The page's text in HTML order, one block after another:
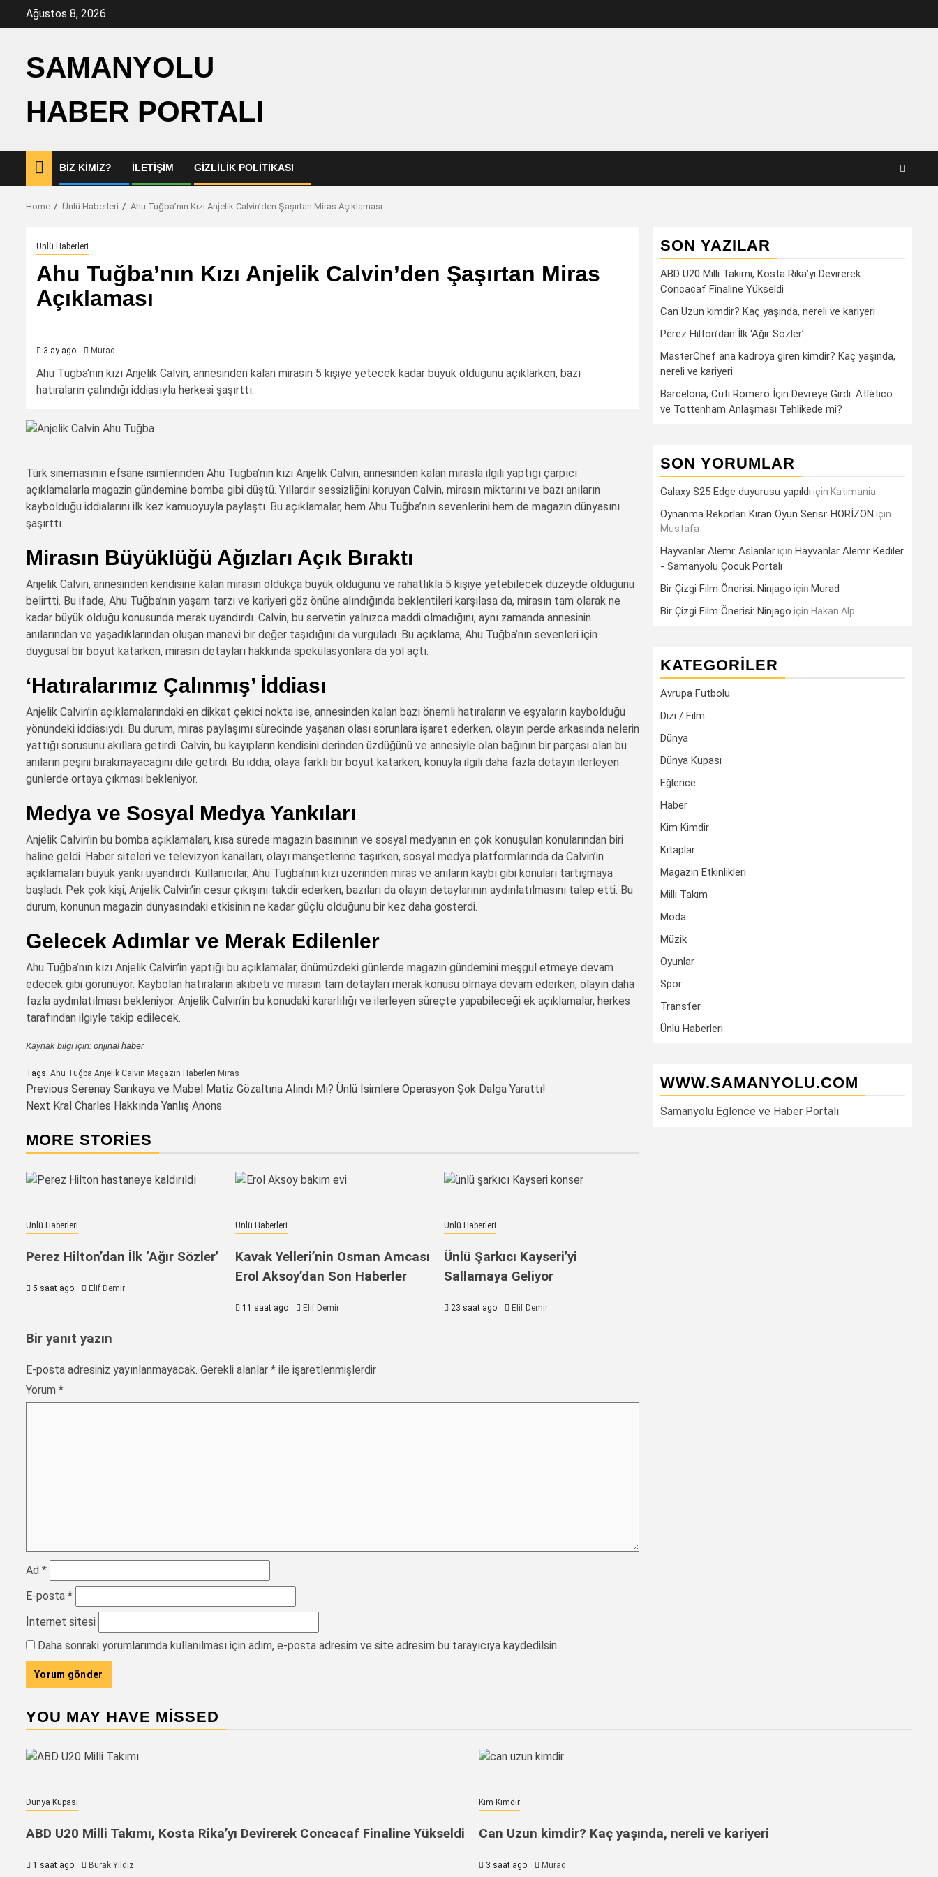
Ağustos 8, 2026
SAMANYOLU
HABER PORTALI
BIZ KIMIZ? İLETIŞIM GIZLILIK POLITIKASI
Home Ünlü Haberleri Ahu Tuğba’nın Kızı Anjelik Calvin’den Şaşırtan Miras Açıklaması
Ünlü Haberleri
Ahu Tuğba’nın Kızı Anjelik Calvin’den Şaşırtan Miras
Açıklaması
3 ay ago Murad
Ahu Tuğba'nın kızı Anjelik Calvin, annesinden kalan mirasın 5 kişiye yetecek kadar büyük olduğunu açıklarken, bazı
hatıraların çalındığı iddiasıyla herkesi şaşırttı.
Türk sinemasının efsane isimlerinden Ahu Tuğba’nın kızı Anjelik Calvin, annesinden kalan mirasla ilgili yaptığı çarpıcı
açıklamalarla magazin gündemine bomba gibi düştü. Yıllardır sessizliğini koruyan Calvin, mirasın miktarını ve bazı anıların
kaybolduğu iddialarını ilk kez kamuoyuyla paylaştı. Bu açıklamalar, hem Ahu Tuğba’nın sevenlerini hem de magazin dünyasını
şaşırttı.
Mirasın Büyüklüğü Ağızları Açık Bıraktı
Anjelik Calvin, annesinden kendisine kalan mirasın oldukça büyük olduğunu ve rahatlıkla 5 kişiye yetebilecek düzeyde olduğunu
belirtti. Bu ifade, Ahu Tuğba’nın yaşam tarzı ve kariyeri göz önüne alındığında beklentileri karşılasa da, mirasın tam olarak ne
kadar büyük olduğu konusunda merak uyandırdı. Calvin, bu servetin yalnızca maddi olmadığını, aynı zamanda annesinin
anılarından ve yaşadıklarından oluşan manevi bir değer taşıdığını da vurguladı. Bu açıklama, Ahu Tuğba’nın sevenleri için
duygusal bir boyut katarken, mirasın detayları hakkında spekülasyonlara da yol açtı.
‘Hatıralarımız Çalınmış’ İddiası
Anjelik Calvin’in açıklamalarındaki en dikkat çekici nokta ise, annesinden kalan bazı önemli hatıraların ve eşyaların kaybolduğu
yönündeki iddiasıydı. Bu durum, miras paylaşımı sürecinde yaşanan olası sorunlara işaret ederken, olayın perde arkasında nelerin
yattığı sorusunu akıllara getirdi. Calvin, bu kayıpların kendisini derinden üzdüğünü ve annesiyle olan bağının bir parçası olan bu
anıların peşini bırakmayacağını dile getirdi. Bu iddia, olaya farklı bir boyut katarken, konuyla ilgili daha fazla detayın ilerleyen
günlerde ortaya çıkması bekleniyor.
Medya ve Sosyal Medya Yankıları
Anjelik Calvin’in bu bomba açıklamaları, kısa sürede magazin basınının ve sosyal medyanın en çok konuşulan konularından biri
haline geldi. Haber siteleri ve televizyon kanalları, olayı manşetlerine taşırken, sosyal medya platformlarında da Calvin’in
açıklamaları büyük yankı uyandırdı. Kullanıcılar, Ahu Tuğba’nın kızı üzerinden miras ve anıların kaybı gibi konuları tartışmaya
başladı. Pek çok kişi, Anjelik Calvin’in cesur çıkışını takdir ederken, bazıları da olayın detaylarının aydınlatılmasını talep etti. Bu
durum, konunun magazin dünyasındaki etkisinin ne kadar güçlü olduğunu bir kez daha gösterdi.
Gelecek Adımlar ve Merak Edilenler
Ahu Tuğba’nın kızı Anjelik Calvin’in yaptığı bu açıklamalar, önümüzdeki günlerde magazin gündemini meşgul etmeye devam
edecek gibi görünüyor. Kaybolan hatıraların akıbeti ve mirasın tam detayları merak konusu olmaya devam ederken, olayın daha
fazla aydınlatılması bekleniyor. Anjelik Calvin’in bu konudaki kararlılığı ve ilerleyen süreçte yapabileceği ek açıklamalar, herkes
tarafından ilgiyle takip edilecek.
Kaynak bilgi için: orijinal haber
Tags: Ahu Tuğba Anjelik Calvin Magazin Haberleri Miras
Post
navigation
Previous Serenay Sarıkaya ve Mabel Matiz Gözaltına Alındı Mı? Ünlü İsimlere Operasyon Şok Dalga Yarattı!
Next Kral Charles Hakkında Yanlış Anons
MORE STORIES
Ünlü Haberleri
Perez Hilton’dan İlk ‘Ağır Sözler’
5 saat ago Elif Demir
Ünlü Haberleri
Kavak Yelleri’nin Osman Amcası
Erol Aksoy’dan Son Haberler
11 saat ago Elif Demir
Ünlü Haberleri
Ünlü Şarkıcı Kayseri’yi
Sallamaya Geliyor
23 saat ago Elif Demir
Bir yanıt yazın
E-posta adresiniz yayınlanmayacak. Gerekli alanlar * ile işaretlenmişlerdir
Yorum *
Ad *
E-posta *
İnternet sitesi
Daha sonraki yorumlarımda kullanılması için adım, e-posta adresim ve site adresim bu tarayıcıya kaydedilsin.
SON YAZILAR
ABD U20 Milli Takımı, Kosta Rika’yı Devirerek
Concacaf Finaline Yükseldi
Can Uzun kimdir? Kaç yaşında, nereli ve kariyeri
Perez Hilton’dan İlk ‘Ağır Sözler’
MasterChef ana kadroya giren kimdir? Kaç yaşında,
nereli ve kariyeri
Barcelona, Cuti Romero İçin Devreye Girdi: Atlético
ve Tottenham Anlaşması Tehlikede mi?
SON YORUMLAR
Galaxy S25 Edge duyurusu yapıldı için Katimania
Oynanma Rekorları Kıran Oyun Serisi: HORİZON için
Mustafa
Hayvanlar Alemi: Aslanlariçin Hayvanlar Alemi: Kediler
- Samanyolu Çocuk Portalı
Bir Çizgi Film Önerisi: Ninjago için Murad
Bir Çizgi Film Önerisi: Ninjago için Hakan Alp
KATEGORILER
Avrupa Futbolu
Dizi / Film
Dünya
Dünya Kupası
Eğlence
Haber
Kim Kimdir
Kitaplar
Magazin Etkinlikleri
Milli Takım
Moda
Müzik
Oyunlar
Spor
Transfer
Ünlü Haberleri
WWW.SAMANYOLU.COM
Samanyolu Eğlence ve Haber Portalı
YOU MAY HAVE MISSED
Dünya Kupası
ABD U20 Milli Takımı, Kosta Rika’yı Devirerek Concacaf Finaline Yükseldi
1 saat ago Burak Yıldız
Kim Kimdir
Can Uzun kimdir? Kaç yaşında, nereli ve kariyeri
3 saat ago Murad